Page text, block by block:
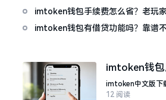
imtoken钱包手续费怎么省？老玩家
在招
imtoken钱包有借贷功能吗？靠谱不
imtoken钱包
到底多少年了
imtoken中文版下
12 阅读